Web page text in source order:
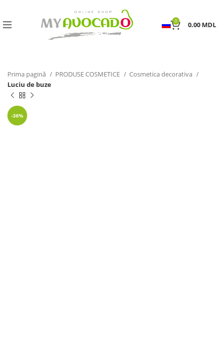
0 0.00 MDL
Prima pagină PRODUSE COSMETICE
Cosmetica decorativa
Luciu de buze
-36%